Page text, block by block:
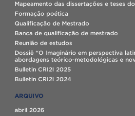
Mapeamento das dissertações e teses do
Formação poética
Qualificação de Mestrado
Banca de qualificação de mestrado
Reunião de estudos
Dossiê “O Imaginário em perspectiva
abordagens teórico-metodológicas e
Bulletin CRI2I 2025
Bulletin CRI2I 2024
ARQUIVO
abril 2026